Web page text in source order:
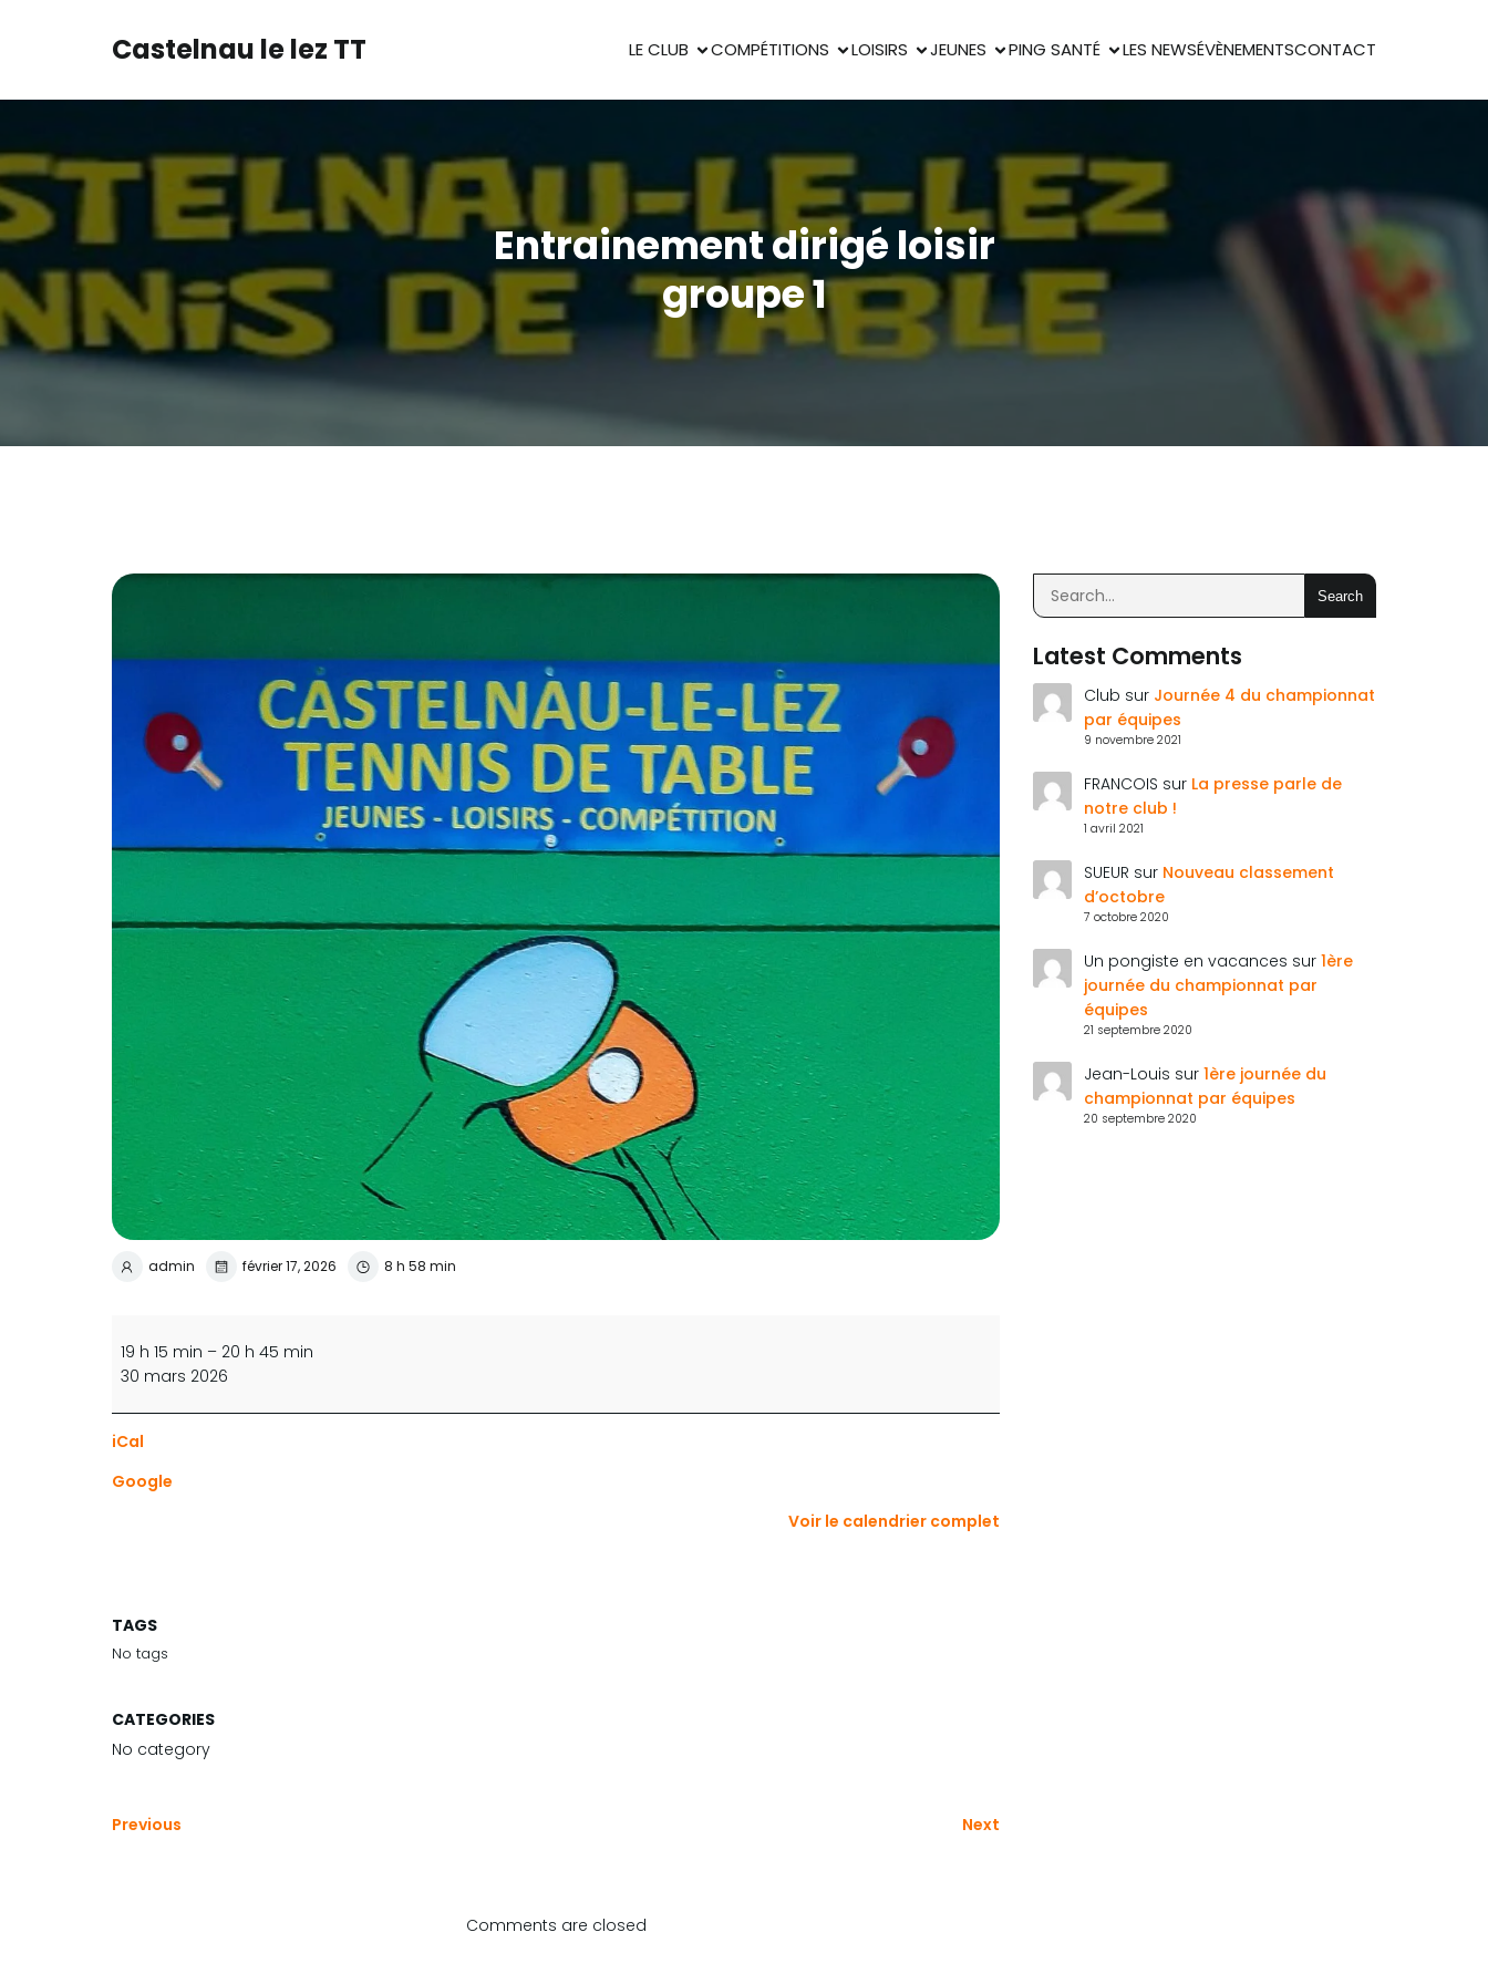
Castelnau le lez TT LE CLUB COMPÉTITIONS LOISIRS JEUNES PING SANTÉ LES NEWSÉVÈNEMENTSCONTACT
Entrainement dirigé loisir
groupe 1
admin février 17, 2026 8 h 58 min
dirigé
loisir
19 h 15 min – 20 h 45 min
30 mars 2026
iCal
Google
Voir le calendrier complet
TAGS
No tags
CATEGORIES
No category
Previous Next
Comments are closed
Search
Latest Comments
Club sur Journée 4 du championnat
par équipes
9 novembre 2021
FRANCOIS sur La presse parle de
notre club !
1 avril 2021
SUEUR sur Nouveau classement
d’octobre
7 octobre 2020
Un pongiste en vacances sur 1ère
journée du championnat par
équipes
21 septembre 2020
Jean-Louis sur 1ère journée du
championnat par équipes
20 septembre 2020